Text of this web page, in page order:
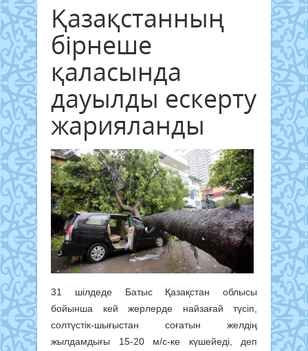
Қазақстанның
бірнеше
қаласында
дауылды ескерту
жарияланды
31 шілдеде
Батыс Қазақстан облысы
бойынша кей жерлерде найзағай түсіп,
солтүстік-шығыстан соғатын желдің
жылдамдығы 15-20 м/с-ке күшейеді, деп